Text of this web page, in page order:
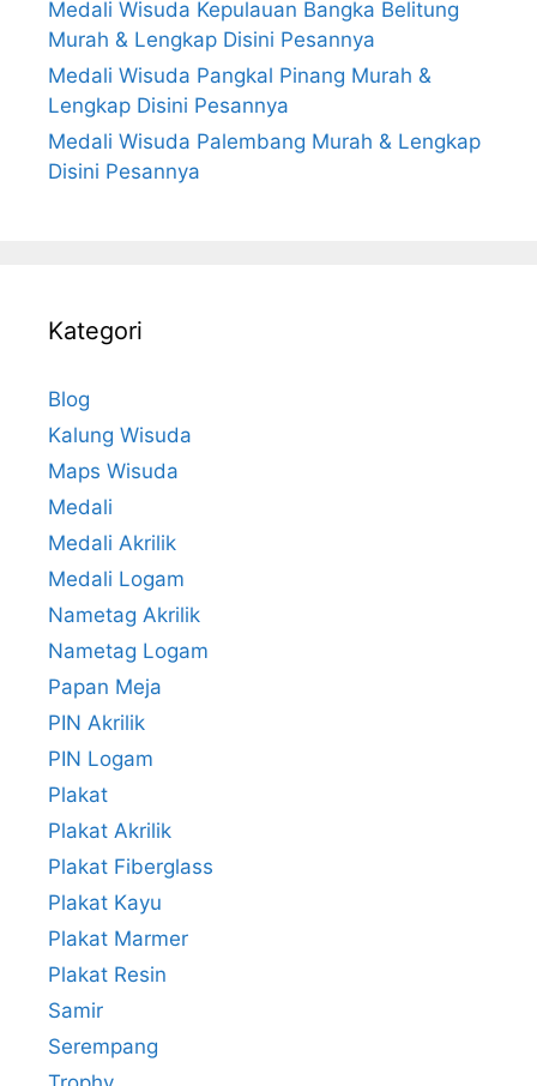
Medali Wisuda Kepulauan Bangka Belitung
Murah & Lengkap Disini Pesannya
Medali Wisuda Pangkal Pinang Murah &
Lengkap Disini Pesannya
Medali Wisuda Palembang Murah & Lengkap
Disini Pesannya
Kategori
Blog
Kalung Wisuda
Maps Wisuda
Medali
Medali Akrilik
Medali Logam
Nametag Akrilik
Nametag Logam
Papan Meja
PIN Akrilik
PIN Logam
Plakat
Plakat Akrilik
Plakat Fiberglass
Plakat Kayu
Plakat Marmer
Plakat Resin
Samir
Serempang